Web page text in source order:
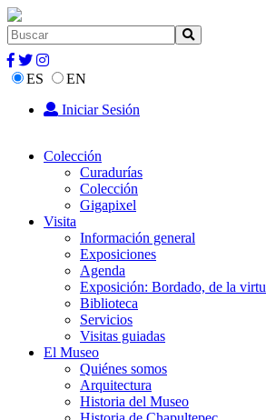
ES
EN
Iniciar Sesión
Colección
Curadurías
Colección
Gigapixel
Visita
Información general
Exposiciones
Agenda
Exposición: Bordado, de la
Biblioteca
Servicios
Visitas guiadas
El Museo
Quiénes somos
Arquitectura
Historia del Museo